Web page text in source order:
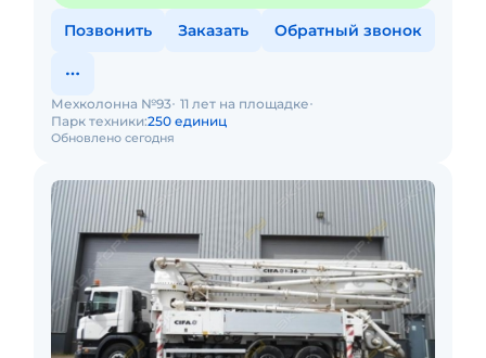
Позвонить Заказать Обратный звонок
Обновлено сегодня
Мехколонна №93 11 лет на площадке
Парк техники:250 единиц